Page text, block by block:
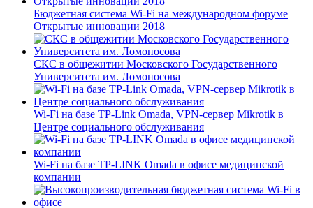
Бюджетная система Wi-Fi на международном форуме
Открытые инновации 2018
СКС в общежитии Московского Государственного
Университета им. Ломоносова
Wi-Fi на базе TP-Link Omada, VPN-сервер Mikrotik в
Центре социального обслуживания
Wi-Fi на базе TP-LINK Omada в офисе медицинской
компании